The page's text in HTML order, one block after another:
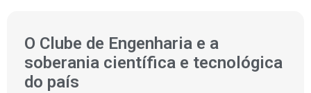
O Clube de Engenharia e a
soberania científica e tecnológica
do país